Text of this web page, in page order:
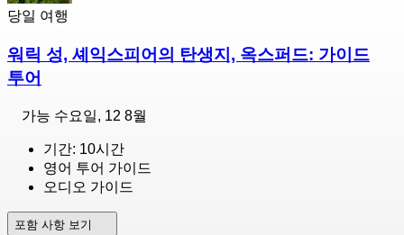
당일 여행
워릭 성, 셰익스피어의 탄생지, 옥스퍼드: 가이드
투어
가능 수요일, 12 8월
기간: 10시간
영어 투어 가이드
오디오 가이드
포함 사항 보기